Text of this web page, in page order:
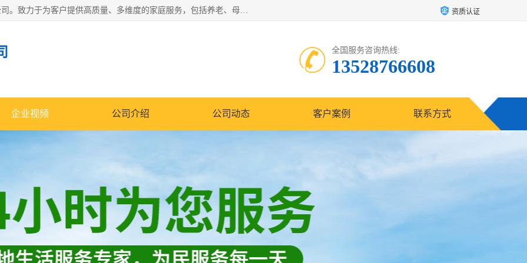
深圳市柏林家政有限公司是一家服务于深圳市民的专业家政公司。致力于为客户提供高质量、多维度的家庭服务，包括养老、母婴、月嫂育婴早教、康复理疗、家电清洗和保洁等方面的专业服务。 资质认证
全国服务咨询热线:
13528766608
企业视频 公司介绍 公司动态 客户案例 联系方式